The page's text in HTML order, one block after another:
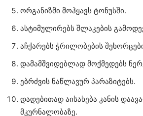
ორგანიზმი მოჰყავს ტონუსში.
ასტიმულირებს შლაკების
აჩქარებს ჭრილობების
დამამშვიდებლად მოქმედებს
ებრძვის ნაწლავურ პარაზიტებს.
დადებითად აისახება კანის
მკურნალობაზე.